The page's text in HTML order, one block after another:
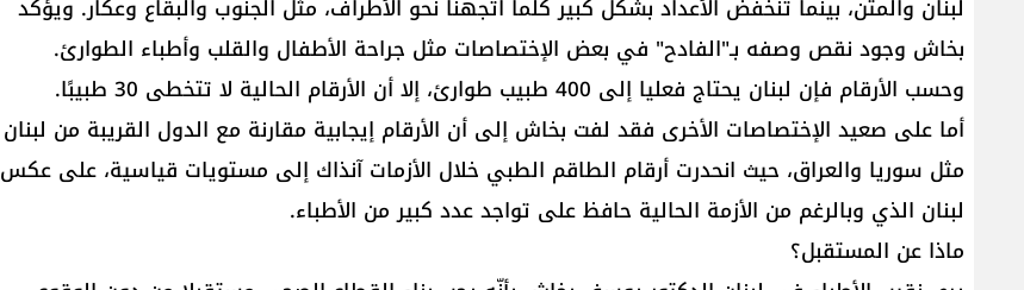
لبنان والمتن، بينما تنخفض الأعداد بشكل كبير كلما اتجهنا نحو الأطراف، مثل الجنوب والبقاع وعكار. ويؤكّد
بخاش وجود نقص وصفه بـ"الفادح" في بعض الإختصاصات مثل جراحة الأطفال والقلب وأطباء الطوارئ.
وحسب الأرقام فإن لبنان يحتاج فعليا إلى 400 طبيب طوارئ، إلا أن الأرقام الحالية لا تتخطى 30 طبيبًا.
أما على صعيد الإختصاصات الأخرى فقد لفت بخاش إلى أن الأرقام إيجابية مقارنة مع الدول القريبة من لبنان
مثل سوريا والعراق، حيث انحدرت أرقام الطاقم الطبي خلال الأزمات آنذاك إلى مستويات قياسية، على عكس
لبنان الذي وبالرغم من الأزمة الحالية حافظ على تواجد عدد كبير من الأطباء.
ماذا عن المستقبل؟